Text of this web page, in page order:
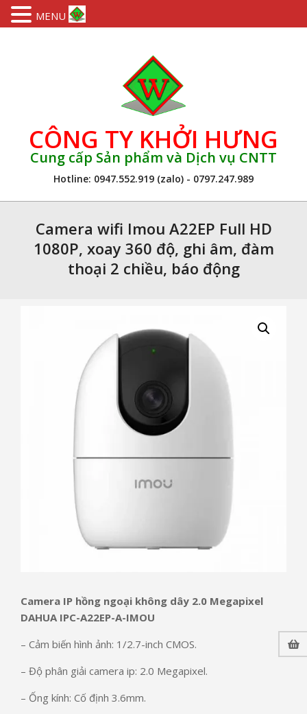
CÔNG TY KHỞI HƯNG
Cung cấp Sản phẩm và Dịch vụ CNTT
Hotline: 0947.552.919 (zalo) - 0797.247.989
NavigationCamera wifi Imou A22EP Full HD
1080P, xoay 360 độ, ghi âm, đàm
thoại 2 chiều, báo động
Camera IP hồng ngoại không dây 2.0 Megapixel
DAHUA IPC-A22EP-A-IMOU
– Cảm biến hình ảnh: 1/2.7-inch CMOS.
– Độ phân giải camera ip: 2.0 Megapixel.
– Ống kính: Cố định 3.6mm.
MENU